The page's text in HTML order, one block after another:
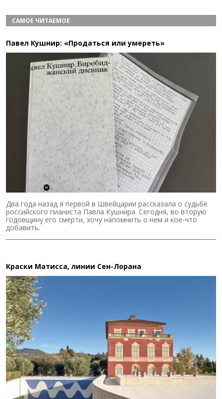
САМОЕ ЧИТАЕМОЕ
Павел Кушнир: «Продаться или умереть»
Два года назад я первой в Швейцарии рассказала о судьбе
российского пианиста Павла Кушнира. Сегодня, во вторую
годовщину его смерти, хочу напомнить о нем и кое-что
добавить.
Краски Матисса, линии Сен-Лорана